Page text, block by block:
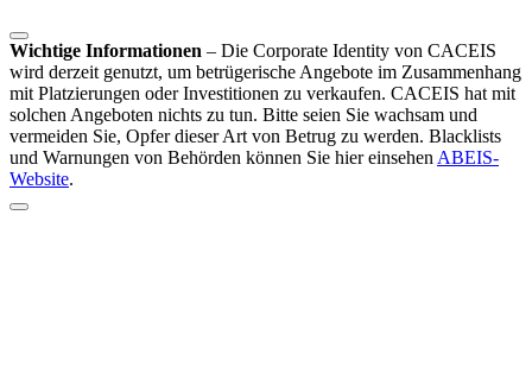
Wichtige Informationen – Die Corporate Identity von CACEIS
wird derzeit genutzt, um betrügerische Angebote im Zusammenhang
mit Platzierungen oder Investitionen zu verkaufen. CACEIS hat mit
solchen Angeboten nichts zu tun. Bitte seien Sie wachsam und
vermeiden Sie, Opfer dieser Art von Betrug zu werden. Blacklists
und Warnungen von Behörden können Sie hier einsehen ABEIS-
Website.